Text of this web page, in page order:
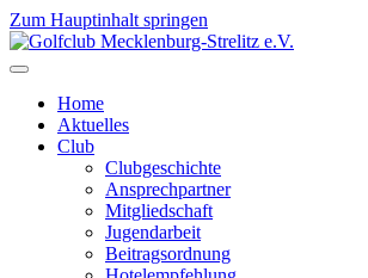
Zum Hauptinhalt springen
Home
Aktuelles
Club
Clubgeschichte
Ansprechpartner
Mitgliedschaft
Jugendarbeit
Beitragsordnung